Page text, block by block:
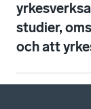
studier,
och att